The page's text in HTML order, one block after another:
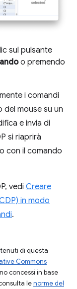
sul pulsante
o premendo
i comandi
del mouse su un
e invia di
si riaprirà
con il comando
vedi Creare
in modo
.
di questa
Commons
concessi in base
lenorme del